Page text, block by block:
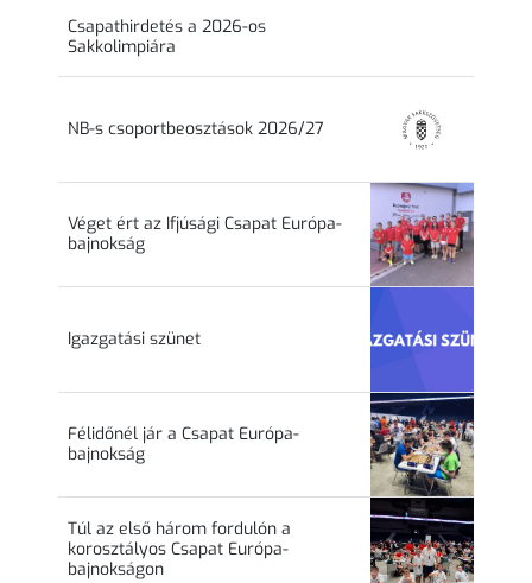
Csapathirdetés a 2026-os
Sakkolimpiára
NB-s csoportbeosztások 2026/27
Véget ért az Ifjúsági Csapat Európa-
bajnokság
Igazgatási szünet
Félidőnél jár a Csapat Európa-
bajnokság
Túl az első három fordulón a
korosztályos Csapat Európa-
bajnokságon